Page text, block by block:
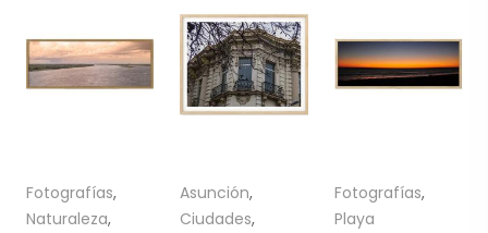
Fotografías,
Naturaleza,
Asunción,
Ciudades,
Fotografías,
Playa